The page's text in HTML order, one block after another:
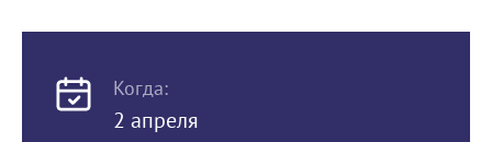
Когда:
2 апреля